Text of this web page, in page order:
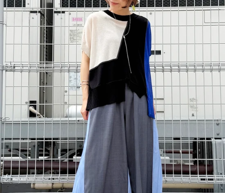
カテゴリーでさがす
新入荷商品